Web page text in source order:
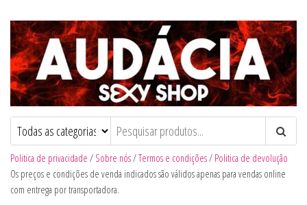
Audacia Sexy Shop
Politica de privacidade / Sobre nós/Termos e condições/ Politica de devolução
Os preços e condições de venda indicados são válidos apenas para vendas online
com entrega por transportadora.